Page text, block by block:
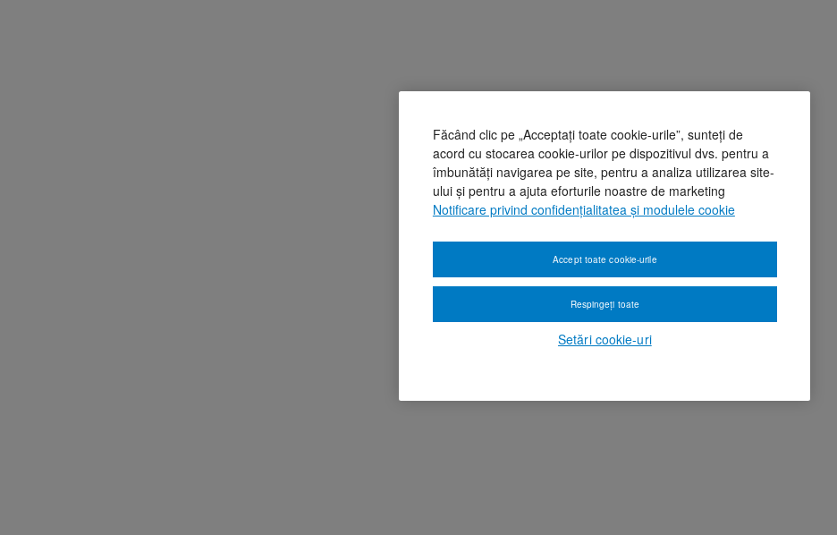
Făcând clic pe „Acceptați toate cookie-urile”, sunteți de
acord cu stocarea cookie-urilor pe dispozitivul dvs. pentru a
îmbunătăți navigarea pe site, pentru a analiza utilizarea site-
ului și pentru a ajuta eforturile noastre de marketing
Notificare privind confidențialitatea și modulele cookie
Setări cookie-uri
Respingeți toate
Accept toate cookie-urile